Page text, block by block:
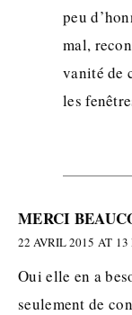
peu
mal,
vanité de
les
MERCI
22 AVRIL 2015 AT
Oui elle en a
seulement de